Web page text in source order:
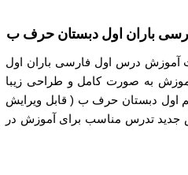
باران اول دبستان حرف ب
آموزش درس اول فارسی باران اول
به صورت کامل و طراحی زیبا
اول دبستان حرف ب ( قابل ویرایش
جدید تدرس مناسب برای آموزش در